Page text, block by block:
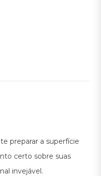
preparar a superfície
certo sobre suas
invejável.